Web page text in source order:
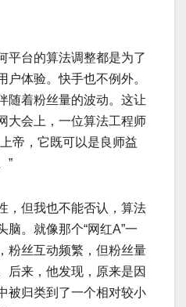
平台的算法调整都是为了
户体验。快手也不例外。
随着粉丝量的波动。这让
大会上，一位算法工程师
帝，它既可以是良师益
”
，但我也不能否认，算法
脑。就像那个“网红A”一
粉丝互动频繁，但粉丝量
后来，他发现，原来是因
被归类到了一个相对较小